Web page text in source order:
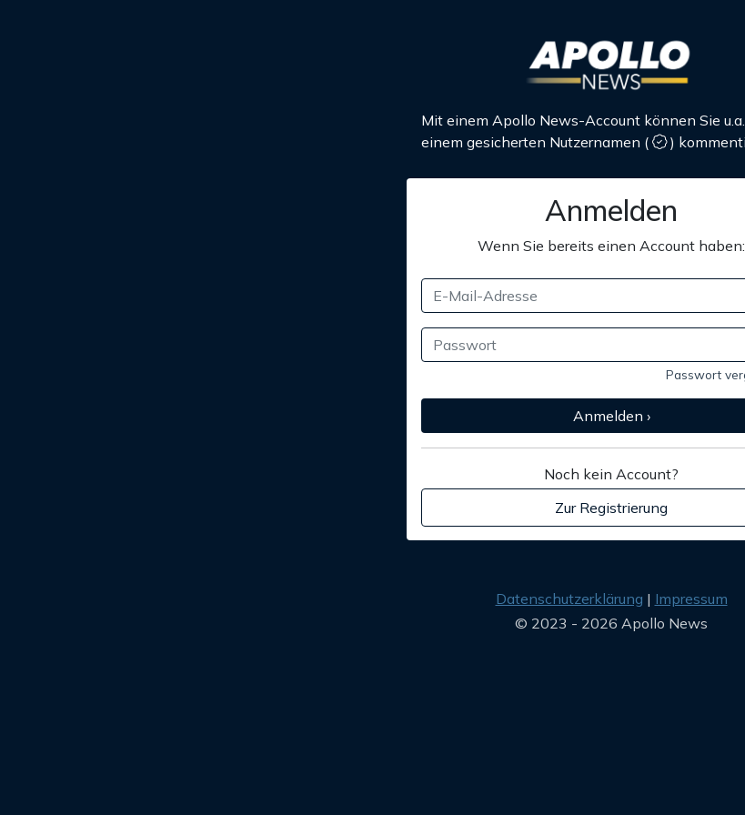
Mit einem Apollo News-Account können Sie
einem gesicherten Nutzernamen ( )
Anmelden
Wenn Sie bereits einen Account haben:
Passwort
Anmelden ›
Noch kein Account?
Zur Registrierung
Datenschutzerklärung
Impressum
© 2023 - 2026 Apollo News